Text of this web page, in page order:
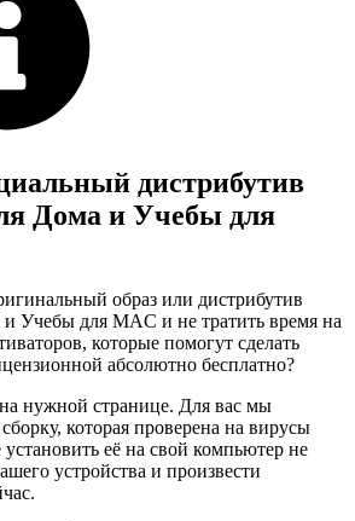
дистрибутив
Дома и Учебы для
образ или дистрибутив
Учебы для MAC и не тратить время на
которые помогут сделать
абсолютно бесплатно?
нужной странице. Для вас мы
которая проверена на вирусы
её на свой компьютер не
устройства и произвести